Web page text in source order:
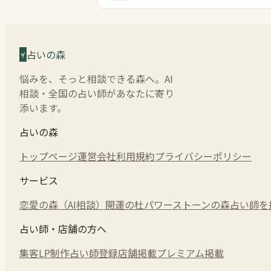
占いの森
悩みを、そっと相談できる森へ。AI
相談・全国の占い師があなたに寄り
添います。
占いの森
トップページ運営会社利用規約プライバシーポリシー
サービス
恋愛の森（AI相談） 開運の杜パワーストーンの森占い師
占い師・店舗の方へ
集客LP制作占い師登録店舗掲載プレミアム掲載